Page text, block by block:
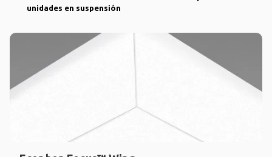
unidades en suspensión